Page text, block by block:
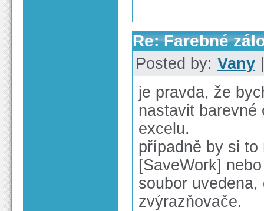
Re: Farebné
Posted by: Vany
je pravda, že
nastavit barevné
excelu.
případně by si to
[SaveWork]
soubor
zvýrazňovače.